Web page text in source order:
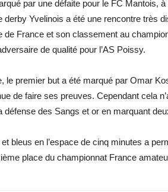
par une défaite pour le FC Mantois,
derby Yvelinois a été une rencontre très
de France et son classement au
de qualité pour l’AS Poissy.
le premier but a été marqué par Omar
de faire ses preuves. Cependant cela
défense des Sangs et or en marquant
bleus en l’espace de cinq minutes a
place du championnat France